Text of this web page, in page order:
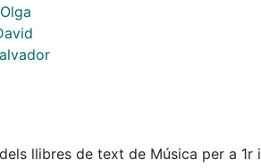
llibres de text de Música per a 1r i